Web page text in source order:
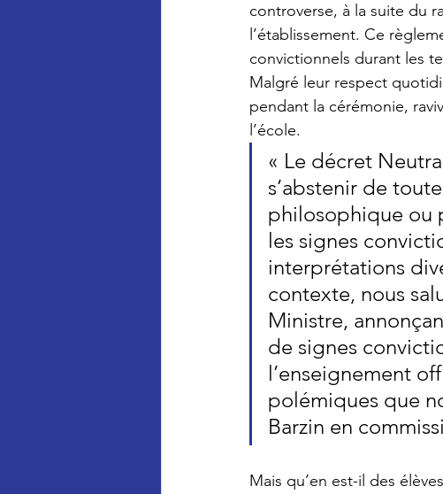
controverse, à la suite du
l’établissement. Ce
convictionnels durant les
Malgré leur respect
pendant la cérémonie,
l’école.
« Le décret
s’abstenir de
philosophique ou
les signes
interprétations
contexte, nous
Ministre,
de signes
l’enseignement
polémiques que
Barzin en
Mais qu’en est-il des